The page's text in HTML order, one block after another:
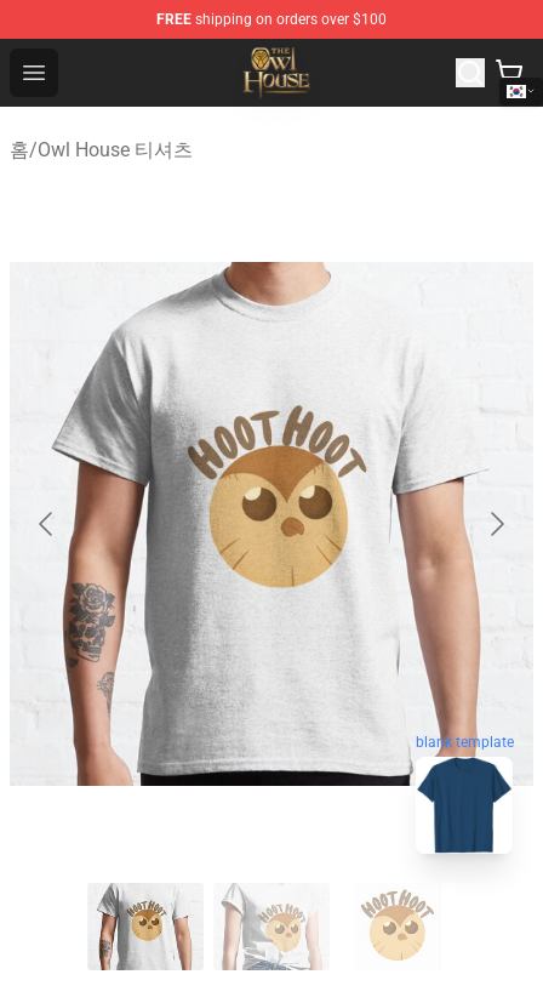
FREE shipping on orders over $100
Open menu
The Owl House Store - Official The Owl House
홈/Owl House 티셔츠
blank template